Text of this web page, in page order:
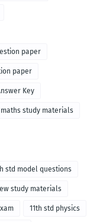
paper
paper
Key
maths study materials
std model questions
study materials
11th std physics